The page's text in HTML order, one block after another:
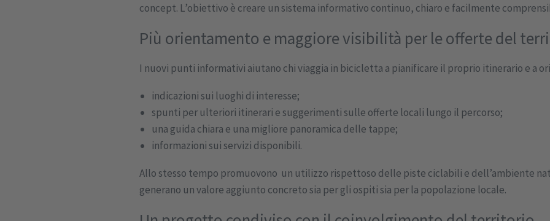
concept. L’obiettivo è creare un sistema informativo continuo, chiaro e facilmente
Più orientamento e maggiore visibilità per le offerte del
I nuovi punti informativi aiutano chi viaggia in bicicletta a pianificare il proprio itinerario e a
indicazioni sui luoghi di interesse;
spunti per ulteriori itinerari e suggerimenti sulle offerte locali lungo il percorso;
una guida chiara e una migliore panoramica delle tappe;
informazioni sui servizi disponibili.
Allo stesso tempo promuovono un utilizzo rispettoso delle piste ciclabili e dell’ambiente
generano un valore aggiunto concreto sia per gli ospiti sia per la popolazione locale.